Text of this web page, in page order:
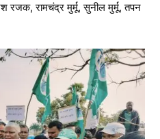
रजक, रामचंद्र मुर्मू, सुनील मुर्मू, तपन